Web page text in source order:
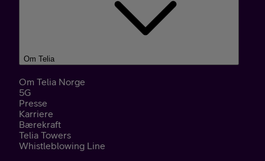
Om Telia
Om Telia Norge
5G
Presse
Karriere
Bærekraft
Telia Towers
Whistleblowing Line